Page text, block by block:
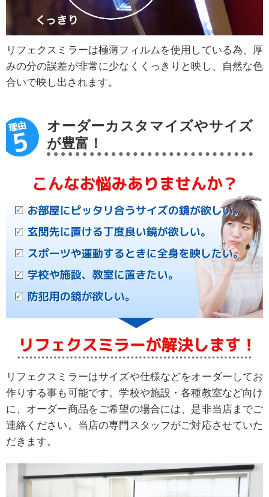
リフェクスミラーは極薄フィルムを使用している為、厚
みの分の誤差が非常に少なくくっきりと映し、自然な色
合いで映し出されます。
オーダーカスタマイズやサイズ
が豊富！
リフェクスミラーはサイズや仕様などをオーダーしてお
作りする事も可能です。学校や施設・各種教室など向け
に、オーダー商品をご希望の場合には、是非当店までご
連絡ください。当店の専門スタッフがご対応させていた
だきます。